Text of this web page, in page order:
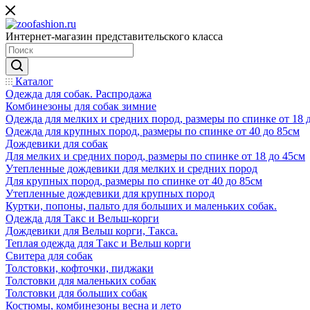
Интернет-магазин представительского класса
Каталог
Одежда для собак. Распродажа
Комбинезоны для собак зимние
Одежда для мелких и средних пород, размеры по спинке от 18
Одежда для крупных пород, размеры по спинке от 40 до 85см
Дождевики для собак
Для мелких и средних пород, размеры по спинке от 18 до 45см
Утепленные дождевики для мелких и средних пород
Для крупных пород, размеры по спинке от 40 до 85см
Утепленные дождевики для крупных пород
Куртки, попоны, пальто для больших и маленьких собак.
Одежда для Такс и Вельш-корги
Дождевики для Вельш корги, Такса.
Теплая одежда для Такс и Вельш корги
Свитера для собак
Толстовки, кофточки, пиджаки
Толстовки для маленьких собак
Толстовки для больших собак
Костюмы, комбинезоны весна и лето